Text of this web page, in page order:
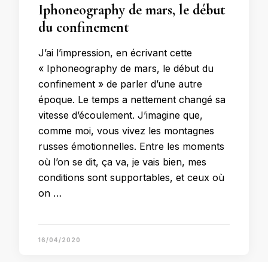
Iphoneography de mars, le début
du confinement
J’ai l’impression, en écrivant cette
« Iphoneography de mars, le début du
confinement » de parler d’une autre
époque. Le temps a nettement changé sa
vitesse d’écoulement. J’imagine que,
comme moi, vous vivez les montagnes
russes émotionnelles. Entre les moments
où l’on se dit, ça va, je vais bien, mes
conditions sont supportables, et ceux où
on …
16/04/2020